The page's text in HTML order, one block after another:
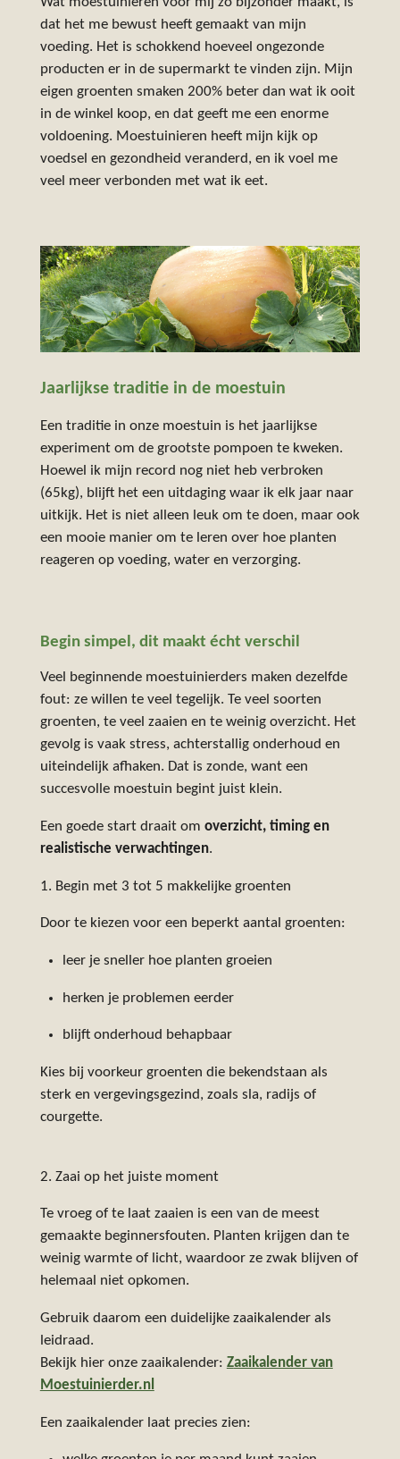
Wat moestuinieren voor mij zo bijzonder maakt, is
dat het me bewust heeft gemaakt van mijn
voeding. Het is schokkend hoeveel ongezonde
producten er in de supermarkt te vinden zijn. Mijn
eigen groenten smaken 200% beter dan wat ik ooit
in de winkel koop, en dat geeft me een enorme
voldoening. Moestuinieren heeft mijn kijk op
voedsel en gezondheid veranderd, en ik voel me
veel meer verbonden met wat ik eet.
Jaarlijkse traditie in de moestuin
Een traditie in onze moestuin is het jaarlijkse
experiment om de grootste pompoen te kweken.
Hoewel ik mijn record nog niet heb verbroken
(65kg), blijft het een uitdaging waar ik elk jaar naar
uitkijk. Het is niet alleen leuk om te doen, maar ook
een mooie manier om te leren over hoe planten
reageren op voeding, water en verzorging.
Begin simpel, dit maakt écht verschil
Veel beginnende moestuinierders maken dezelfde
fout: ze willen te veel tegelijk. Te veel soorten
groenten, te veel zaaien en te weinig overzicht. Het
gevolg is vaak stress, achterstallig onderhoud en
uiteindelijk afhaken. Dat is zonde, want een
succesvolle moestuin begint juist klein.
Een goede start draait om overzicht, timing en
realistische verwachtingen.
1. Begin met 3 tot 5 makkelijke groenten
Door te kiezen voor een beperkt aantal groenten:
leer je sneller hoe planten groeien
herken je problemen eerder
blijft onderhoud behapbaar
Kies bij voorkeur groenten die bekendstaan als
sterk en vergevingsgezind, zoals sla, radijs of
courgette.
2. Zaai op het juiste moment
Te vroeg of te laat zaaien is een van de meest
gemaakte beginnersfouten. Planten krijgen dan te
weinig warmte of licht, waardoor ze zwak blijven of
helemaal niet opkomen.
Gebruik daarom een duidelijke zaaikalender als
leidraad.
Bekijk hier onze zaaikalender: Zaaikalender van
Moestuinierder.nl
Een zaaikalender laat precies zien: